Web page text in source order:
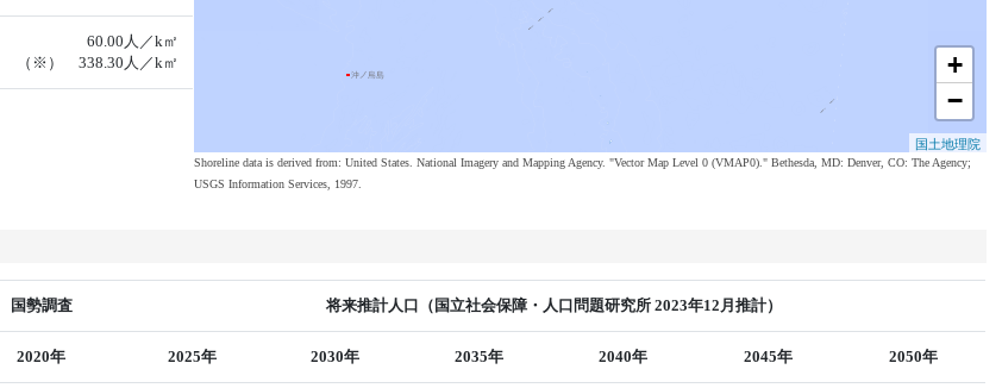
60.00人／k㎡
（※） 338.30人／k㎡
+
−
国土地理院
Shoreline data is derived from: United States. National Imagery and Mapping Agency. "Vector Map Level 0 (VMAP0)." Bethesda, MD: Denver, CO: The Agency;
USGS Information Services, 1997.
国勢調査 将来推計人口（国立社会保障・人口問題研究所 2023年12月推計）
2020年 2025年 2030年 2035年 2040年 2045年 2050年